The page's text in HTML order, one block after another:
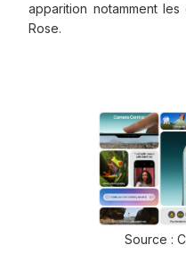
apparition notamment
Rose.
Source :